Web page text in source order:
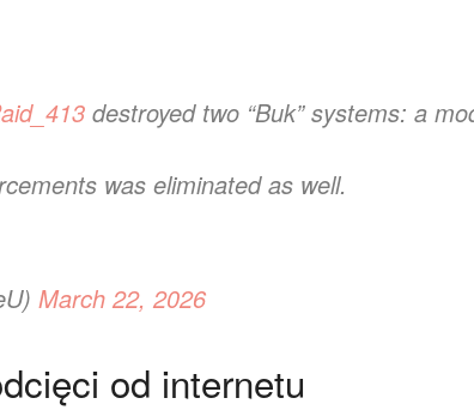
destroyed two “Buk” systems: a
was eliminated as well.
March 22, 2026
od internetu